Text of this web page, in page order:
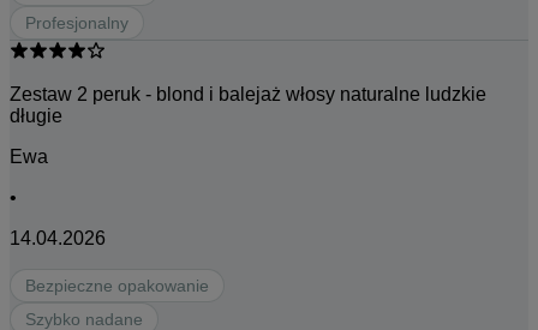
Profesjonalny
Zestaw 2 peruk - blond i balejaż włosy naturalne ludzkie
długie
Ewa
•
14.04.2026
Bezpieczne opakowanie
Szybko nadane